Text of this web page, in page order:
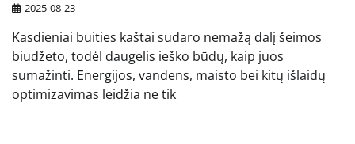
2025-08-23
Kasdieniai buities kaštai sudaro nemažą dalį šeimos
biudžeto, todėl daugelis ieško būdų, kaip juos
sumažinti. Energijos, vandens, maisto bei kitų išlaidų
optimizavimas leidžia ne tik